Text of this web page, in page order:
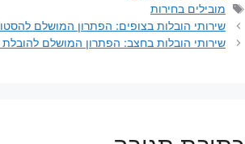
תגיות
מובילים בחירות
שירותי הובלות בצופים: הפתרון המושלם
שירותי הובלות בחצב: הפתרון המושלם להובלת